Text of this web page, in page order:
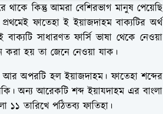
কিন্তু আমরা বেশিরভাগ মানুষ পেয়েছি
ফাতেহা ই ইয়াজদাহম বাক্যটির অর্থ
সাধারণত ফার্সি ভাষা থেকে নেওয়া
করা হয় তা জেনে নেওয়া যাক।
অপরটি হল ইয়াজদাহম। ফাতেহা শব্দের
অন্য আরেকটি শব্দ ইয়াযদাহম এর বাংলা
১১ তারিখে পঠিতব্য ফাতিহা।